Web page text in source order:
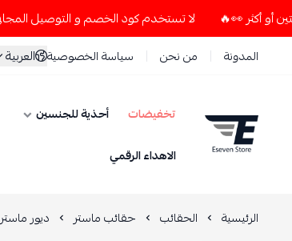
لا تستخدم كود الخصم و التوصيل المجاني " N7 " إلا إذا طلبت قطعتين أو أكثر 👀🔥
المدونة من نحن سياسة الخصوصية العربية
ESEVEN STORE
تخفيضات أحذية للجنسين
الاهداء الرقمي
الرئيسية الحقائب حقائب ماستر ديور ماستر